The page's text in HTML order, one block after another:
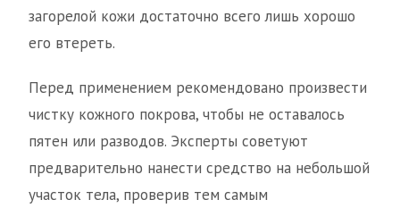
загорелой кожи достаточно всего лишь хорошо
его втереть.
Перед применением рекомендовано произвести
чистку кожного покрова, чтобы не оставалось
пятен или разводов. Эксперты советуют
предварительно нанести средство на небольшой
участок тела, проверив тем самым